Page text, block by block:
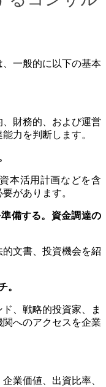
一般的に以下の基本
財務的、および運営
力を判断します。
本活用計画などを含
があります。
備する。資金調達の
文書、投資機会を紹
。
、戦略的投資家、ま
へのアクセスを企業
業価値、出資比率、